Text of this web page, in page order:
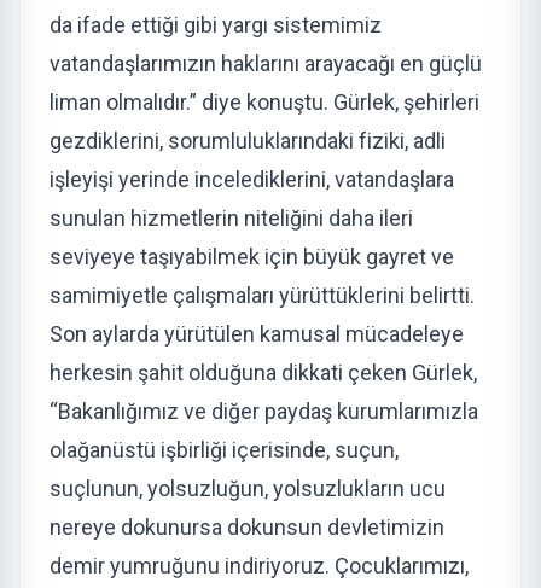
da ifade ettiği gibi yargı sistemimiz
vatandaşlarımızın haklarını arayacağı en güçlü
liman olmalıdır.” diye konuştu. Gürlek, şehirleri
gezdiklerini, sorumluluklarındaki fiziki, adli
işleyişi yerinde incelediklerini, vatandaşlara
sunulan hizmetlerin niteliğini daha ileri
seviyeye taşıyabilmek için büyük gayret ve
samimiyetle çalışmaları yürüttüklerini belirtti.
Son aylarda yürütülen kamusal mücadeleye
herkesin şahit olduğuna dikkati çeken Gürlek,
“Bakanlığımız ve diğer paydaş kurumlarımızla
olağanüstü işbirliği içerisinde, suçun,
suçlunun, yolsuzluğun, yolsuzlukların ucu
nereye dokunursa dokunsun devletimizin
demir yumruğunu indiriyoruz. Çocuklarımızı,